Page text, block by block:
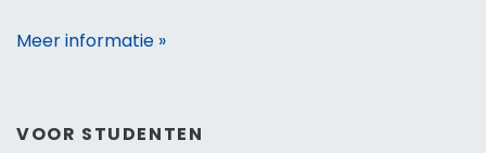
Meer informatie »
VOOR STUDENTEN